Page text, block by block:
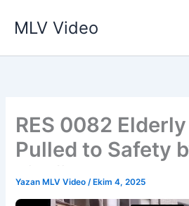
atlaMLV Video
RES 0082
Pulled to Safety
Firefighters
Yazan MLV Video/ Ekim 4, 2025